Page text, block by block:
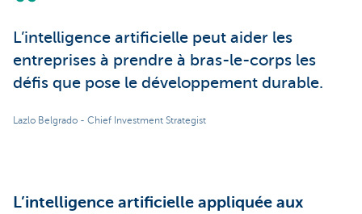
L’intelligence artificielle peut aider les
entreprises à prendre à bras-le-corps les
défis que pose le développement durable.
Lazlo Belgrado - Chief Investment Strategist
L’intelligence artificielle appliquée aux